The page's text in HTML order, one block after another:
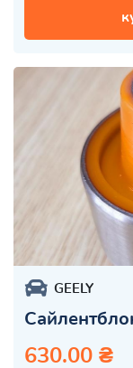
GEELY
630.00 ₴